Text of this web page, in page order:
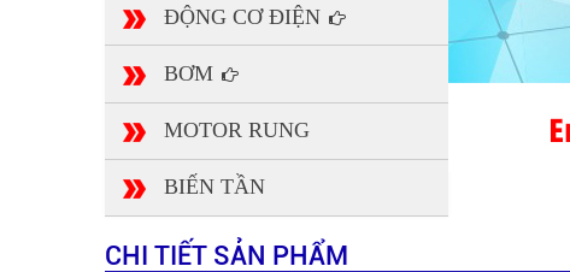
ĐỘNG CƠ ĐIỆN
BƠM
MOTOR RUNG
BIẾN TẦN
CHI TIẾT SẢN PHẨM